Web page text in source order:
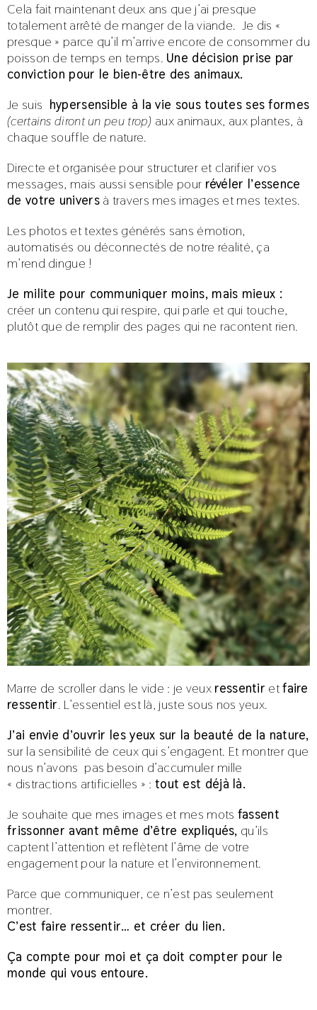
Cela fait maintenant deux ans que j’ai presque
totalement arrêté de manger de la viande. Je dis «
presque » parce qu’il m’arrive encore de consommer du
poisson de temps en temps. Une décision prise par
conviction pour le bien-être des animaux.
Je suis hypersensible à la vie sous toutes ses formes
(certains diront un peu trop) aux animaux, aux plantes, à
chaque souffle de nature.
Directe et organisée pour structurer et clarifier vos
messages, mais aussi sensible pour révéler l’essence
de votre universà travers mes images et mes textes.
Les photos et textes générés sans émotion,
automatisés ou déconnectés de notre réalité, ça
m’rend dingue !
Je milite pour communiquer moins, mais mieux :
créer un contenu qui respire, qui parle et qui touche,
plutôt que de remplir des pages qui ne racontent rien.
Marre de scroller dans le vide : je veux ressentir etfaire
ressentir. L’essentiel est là, juste sous nos yeux.
J’ai envie d’ouvrir les yeux sur la beauté de la nature,
sur la sensibilité de ceux qui s’engagent. Et montrer que
nous n’avons pas besoin d’accumuler mille
« distractions artificielles » : tout est déjà là.
Je souhaite que mes images et mes mots fassent
frissonner avant même d’être expliqués, qu’ils
captent l’attention et reflètent l’âme de votre
engagement pour la nature et l’environnement.
Parce que communiquer, ce n’est pas seulement
montrer.
C’est faire ressentir… et créer du lien.
Ça compte pour moi et ça doit compter pour le
monde qui vous entoure.